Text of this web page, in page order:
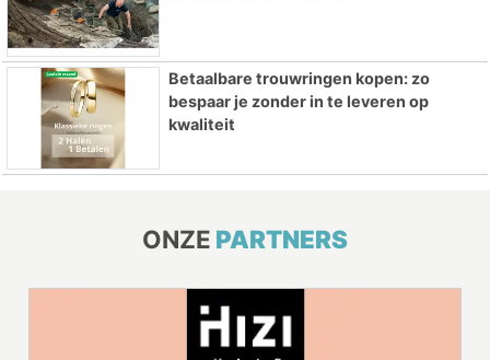
Betaalbare trouwringen kopen: zo
bespaar je zonder in te leveren op
kwaliteit
ONZE PARTNERS